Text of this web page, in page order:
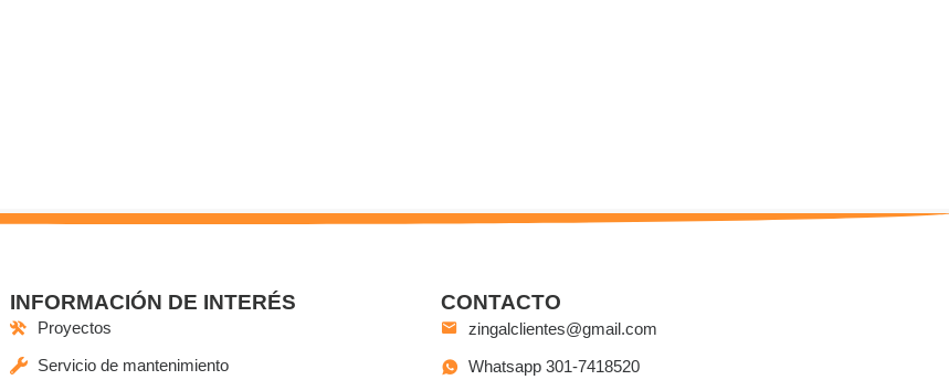
INFORMACIÓN DE INTERÉS
Proyectos
Servicio de mantenimiento
CONTACTO
zingalclientes@gmail.com
Whatsapp 301-7418520